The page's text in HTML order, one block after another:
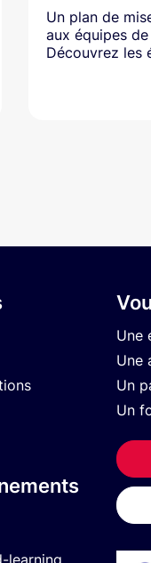
Un plan de
aux équipes
Découvrez les
Une
Une
Un
Un